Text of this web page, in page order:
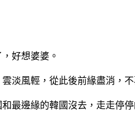
好想婆婆。
淡風輕，從此後前緣盡消，不
最邊緣的韓國沒去，走走停